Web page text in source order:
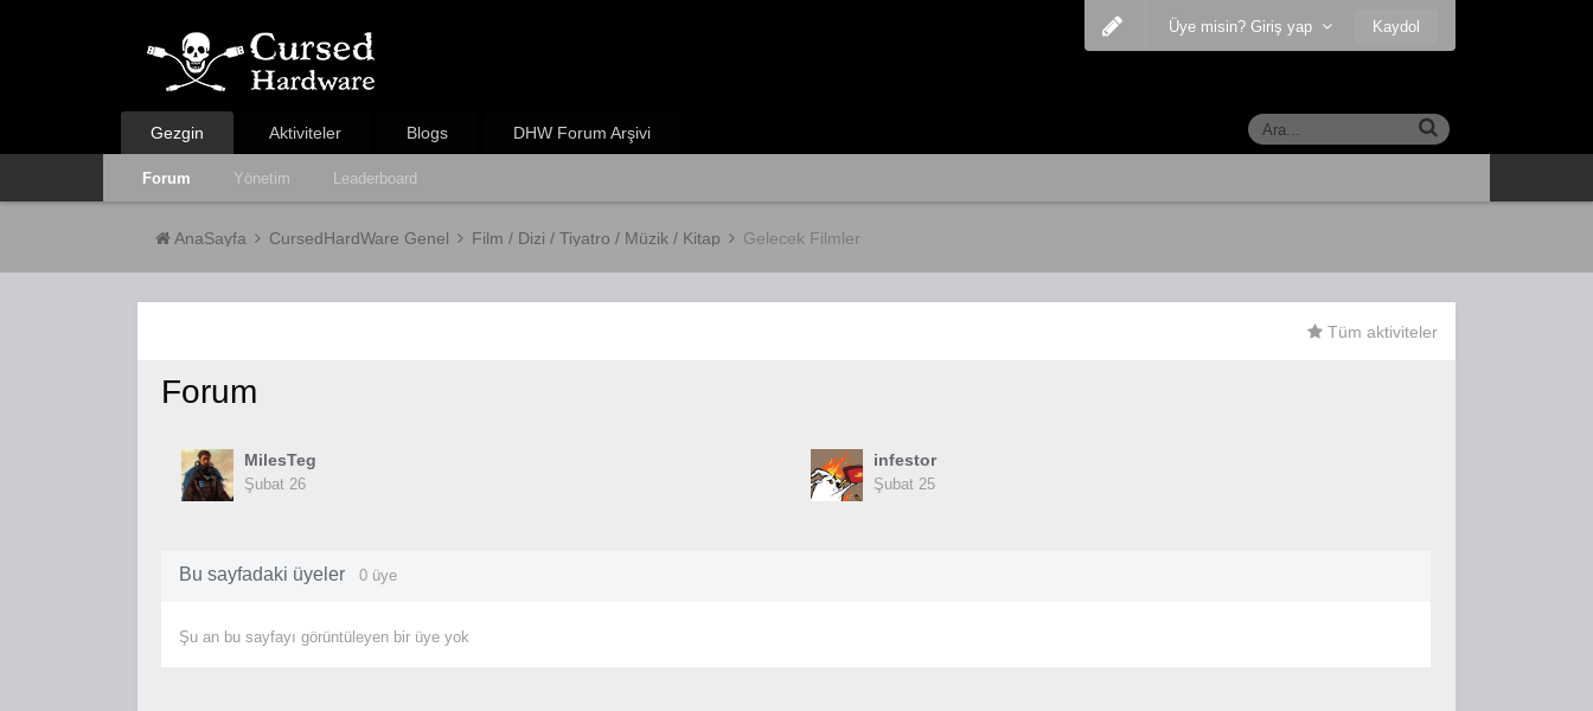
Üye misin? Giriş yap Kaydol
Gezgin
Forum Yönetim Leaderboard
Aktiviteler Blogs DHW Forum Arşivi
AnaSayfa CursedHardWare Genel Film / Dizi / Tiyatro / Müzik / Kitap Gelecek Filmler
Tüm aktiviteler
Forum
MilesTeg
Şubat 26
infestor
Şubat 25
Bu sayfadaki üyeler 0 üye
Şu an bu sayfayı görüntüleyen bir üye yok